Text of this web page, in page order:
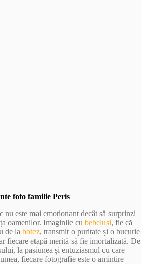
foto familie Peris
este mai emoționant decât să surprinzi
oamenilor. Imaginile cu bebeluși, fie că
de la botez, transmit o puritate și o bucurie
fiecare etapă merită să fie imortalizată. De
la pasiunea și entuziasmul cu care
fiecare fotografie este o amintire